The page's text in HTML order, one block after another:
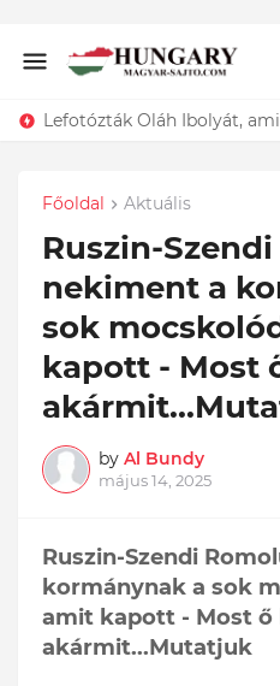
Főoldal Aktuális
Ruszin-
nekiment a
sok
kapott - Most
by Al Bundy
május 14, 2025
Ruszin-Szendi
kormánynak a sok
amit kapott - Most ő
akármit...Mutatjuk